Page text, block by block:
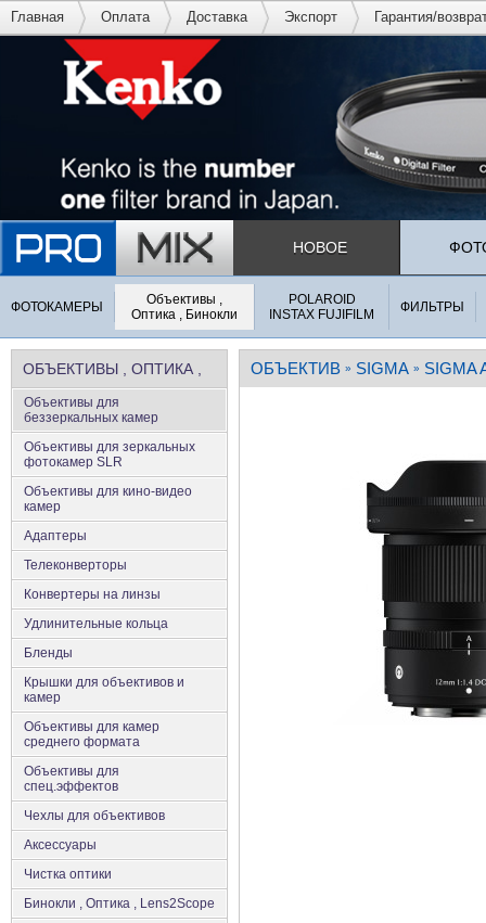
Главная Оплата Доставка Экспорт Гарантия/
НОВОЕ
ФОТОКАМЕРЫ
Объективы ,
Оптика , Бинокли
POLAROID
INSTAX FUJIFILM
ФИЛЬТРЫ
ОБЪЕКТИВЫ , ОПТИКА ,
БИНОКЛИ
Объективы для
беззеркальных камер
Объективы для зеркальных
фотокамер SLR
Объективы для кино-видео
камер
Адаптеры
Телеконверторы
Конвертеры на линзы
Удлинительные кольца
Бленды
Крышки для объективов и
камер
Объективы для камер
среднего формата
Объективы для
спец.эффектов
Чехлы для объективов
Аксеcсуары
Чистка оптики
Бинокли , Оптика , Lens2Scope
ОБЪЕКТИВ » SIGMA » SIGMA